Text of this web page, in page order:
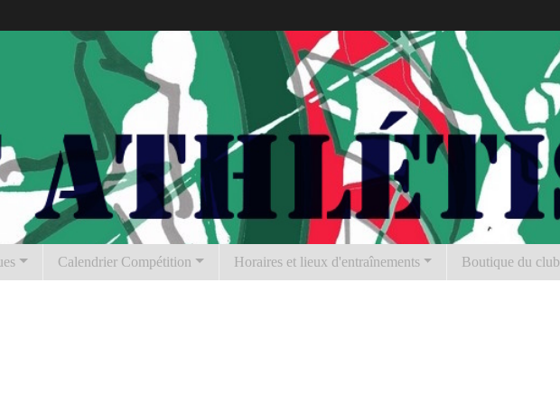
Calendrier Compétition Horaires et lieux d'entraînements Boutique du club